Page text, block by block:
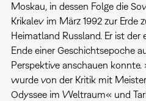
Moskau, in dessen Folge die
Krikalev im März 1992 zur Erde
Heimatland Russland. Er ist der
Ende einer Geschichtsepoche
Perspektive anschauen
wurde von der Kritik mit
Odyssee im Weltraum« und